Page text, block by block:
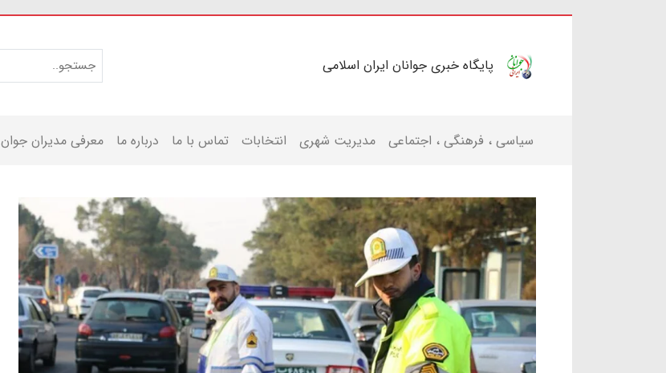
پایگاه خبری جوانان ایران اسلامی
سیاسی ، فرهنگی ، اجتماعی مدیریت شهری انتخابات تماس با ما درباره ما معرفی مدیران جوان